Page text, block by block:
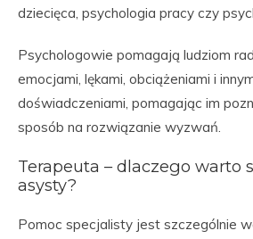
dziecięca, psychologia pracy czy
Psychologowie pomagają ludziom
emocjami, lękami, obciążeniami i
doświadczeniami, pomagając im
sposób na rozwiązanie wyzwań.
Terapeuta – dlaczego warto
asysty?
Pomoc specjalisty jest szczególnie